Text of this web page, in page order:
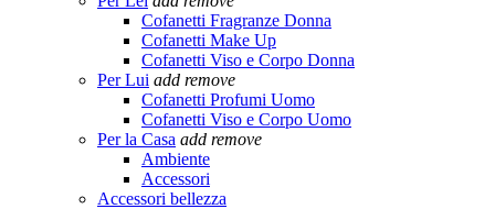
Cofanetti Fragranze Donna
Cofanetti Make Up
Cofanetti Viso e Corpo Donna
Per Lui add remove
Cofanetti Profumi Uomo
Cofanetti Viso e Corpo Uomo
Per la Casa add remove
Ambiente
Accessori
Accessori bellezza